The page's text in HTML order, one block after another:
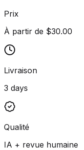
Prix
À partir de $30.00
Livraison
3 days
Qualité
IA + revue humaine